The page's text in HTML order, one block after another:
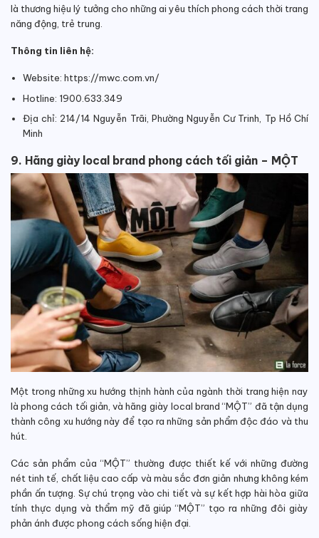
là thương hiệu lý tưởng cho những ai yêu thích phong cách thời trang
năng động, trẻ trung.
Thông tin liên hệ:
Website: https://mwc.com.vn/
Hotline: 1900.633.349
Địa chỉ: 214/14 Nguyễn Trãi, Phường Nguyễn Cư Trinh, Tp Hồ Chí
Minh
9. Hãng giày local brand phong cách tối giản – MỘT
Một trong những xu hướng thịnh hành của ngành thời trang hiện nay
là phong cách tối giản, và hãng giày local brand “MỘT” đã tận dụng
thành công xu hướng này để tạo ra những sản phẩm độc đáo và thu
hút.
Các sản phẩm của “MỘT” thường được thiết kế với những đường
nét tinh tế, chất liệu cao cấp và màu sắc đơn giản nhưng không kém
phần ấn tượng. Sự chú trọng vào chi tiết và sự kết hợp hài hòa giữa
tính thực dụng và thẩm mỹ đã giúp “MỘT” tạo ra những đôi giày
phản ánh được phong cách sống hiện đại.